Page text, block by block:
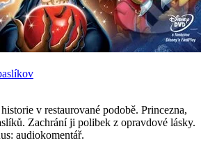
v restaurované podobě. Princezna,
Zachrání ji polibek z opravdové lásky.
audiokomentář.